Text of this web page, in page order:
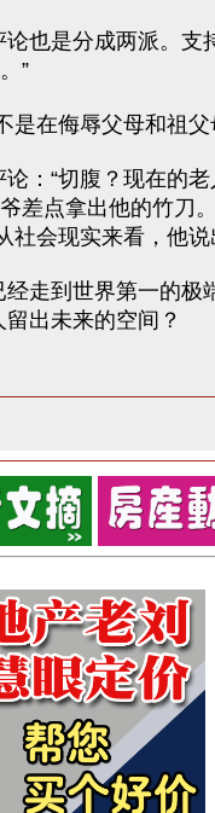
也是分成两派。支
”
是在侮辱父母和祖
：“切腹？现在的
差点拿出他的竹刀
社会现实来看，他
走到世界第一的
出未来的空间？